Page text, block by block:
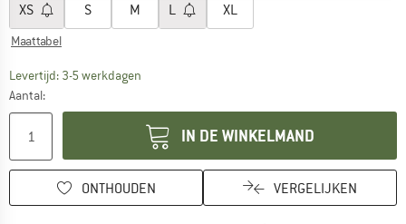
XS S M L XL
Maattabel
Levertijd: 3-5 werkdagen
Aantal:
IN DE WINKELMAND
ONTHOUDEN VERGELIJKEN